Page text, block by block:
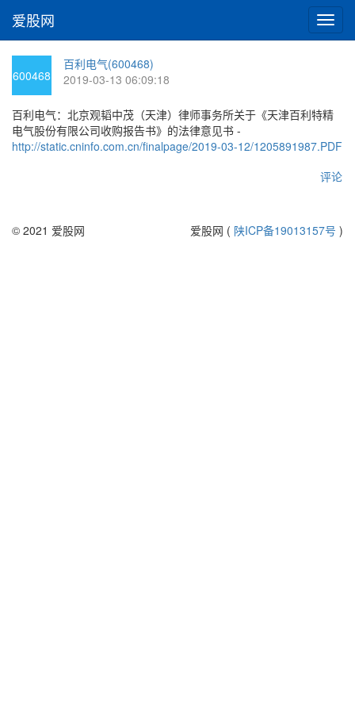
切
换
爱股网
600468
百利电气(600468)
2019-03-13 06:09:18
百利电气：北京观韬中茂（天津）律师事务所关于《天津百利特精
电气股份有限公司收购报告书》的法律意见书 -
http://static.cninfo.com.cn/finalpage/2019-03-12/1205891987.PDF
评论
© 2021 爱股网 爱股网 ( 陕ICP备19013157号 )